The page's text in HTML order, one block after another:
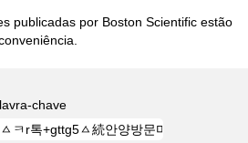
publicadas por Boston Scientific estão
chave